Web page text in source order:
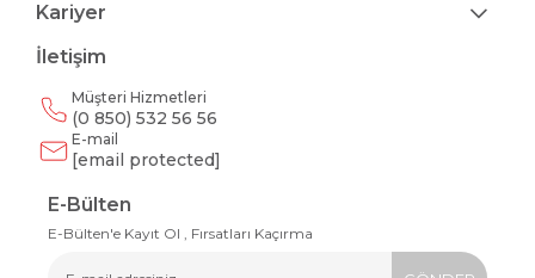
Kariyer
İletişim
Müşteri Hizmetleri
(0 850) 532 56 56
E-mail
[email protected]
E-Bülten
E-Bülten'e Kayıt Ol , Fırsatları Kaçırma